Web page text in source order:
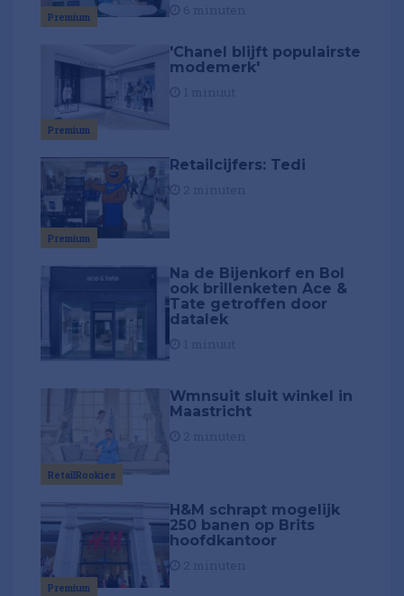
Premium
Premium
'Chanel blijft populairste
modemerk'
Premium
Retailcijfers: Tedi
Na de Bijenkorf en Bol
ook brillenketen Ace &
Tate getroffen door
datalek
RetailRookies
Wmnsuit sluit winkel in
Maastricht
Premium
H&M schrapt mogelijk
250 banen op Brits
hoofdkantoor